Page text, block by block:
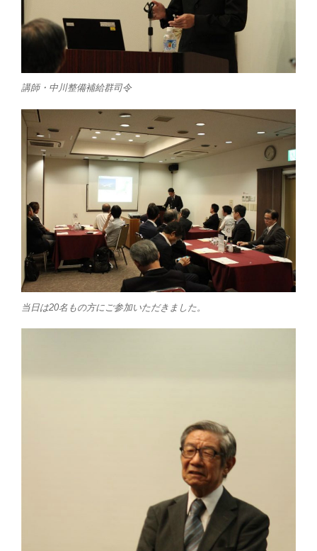
講師・中川整備補給群司令
当日は20名もの方にご参加いただきました。